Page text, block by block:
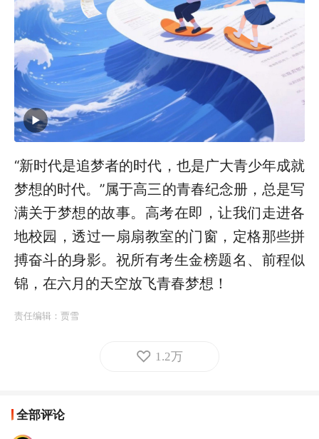
“新时代是追梦者的时代，也是广大青少年成就
梦想的时代。”属于高三的青春纪念册，总是写
满关于梦想的故事。高考在即，让我们走进各
地校园，透过一扇扇教室的门窗 ， 定格那些拼
搏奋斗的身影。祝所有考生金榜题名、前程似
锦，在六月的天空放飞青春梦想！
责任编辑： 贾雪
1.2万
全部评论